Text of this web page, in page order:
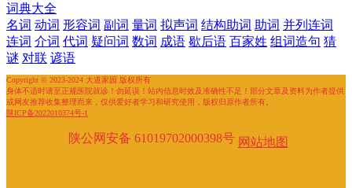
词典大全
名词 动词 形容词 副词 量词 拟声词 结构助词 助词 并列连词
连词 介词 代词 疑问词 数词 成语 歇后语 百家姓 组词造句 猜
谜 对联 谚语
Copyright © 2023-2024 大道家园 版权所有
身体不适时请至正规医院就诊！勿延误！站内信息时效及准确性不足！部分文章及资料为作者提供
或网友推荐收集整理而来，仅供爱好者学习和研究使用，版权归原作者所有。
陕ICP备2022010374号-1
陕公网安备 61019702000398号 网站地图